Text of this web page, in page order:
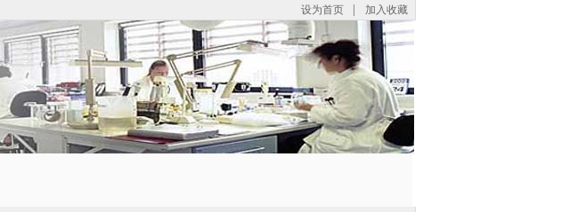
设为首页 | 加入收藏